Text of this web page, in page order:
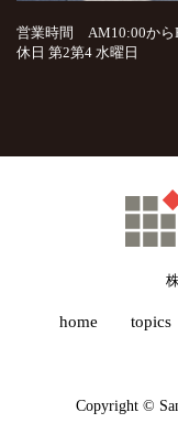
営業時間 AM10:00から
休日 第2第4 水曜日
home topics
Copyright ©